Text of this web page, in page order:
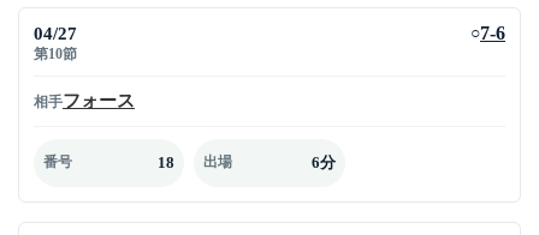
04/27
第10節
○7-6
相手フォース
番号 18 出場 6分